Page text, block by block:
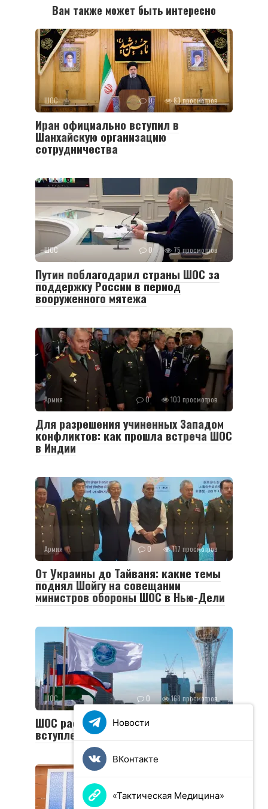
Вам также может быть интересно
ШОС 0 83 просмотров
Иран официально вступил в
Шанхайскую организацию
сотрудничества
ШОС 0 75 просмотров
Путин поблагодарил страны ШОС за
поддержку России в период
вооруженного мятежа
Армия 0 103 просмотров
Для разрешения учиненных Западом
конфликтов: как прошла встреча ШОС
в Индии
Армия 0 117 просмотров
От Украины до Тайваня: какие темы
поднял Шойгу на совещании
министров обороны ШОС в Нью-Дели
ШОС 0 168 просмотров
ШОС рассмотрит заявку Турции на
вступление, когда она поступит
Новости
ВКонтакте
«Тактическая Медицина»